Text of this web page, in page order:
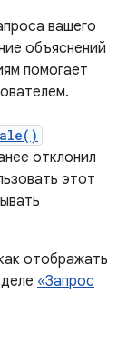
вашего
объяснений
помогает
отклонил
этот
отображать
«Запрос